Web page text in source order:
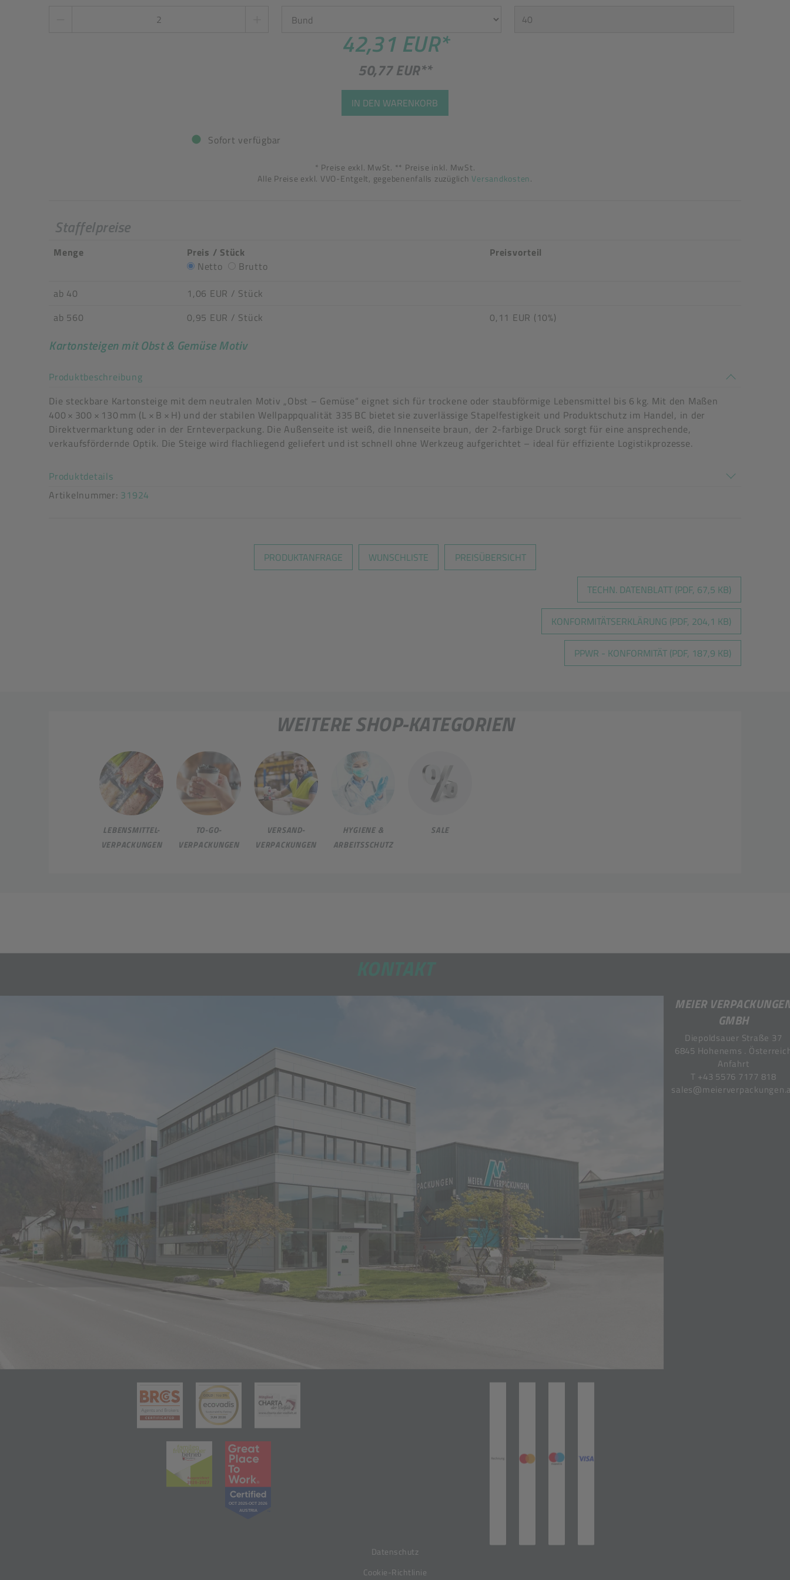
42,31 EUR*
50,77 EUR**
IN DEN WARENKORB
Sofort verfügbar
* Preise exkl. MwSt. ** Preise inkl. MwSt.
Alle Preise exkl. VVO-Entgelt, gegebenenfalls zuzüglich Versandkosten.
Staffelpreise
Menge
Preis / Stück
Netto
Brutto
Preisvorteil
ab 40 1,06 EUR / Stück
ab 560
0,95 EUR / Stück 0,11 EUR (10%)
Kartonsteigen mit Obst & Gemüse Motiv
Produktbeschreibung
Die steckbare Kartonsteige mit dem neutralen Motiv „Obst – Gemüse“ eignet sich für trockene oder staubförmige Lebensmittel bis 6 kg. Mit den Maßen
400 × 300 × 130 mm (L × B × H) und der stabilen Wellpappqualität 335 BC bietet sie zuverlässige Stapelfestigkeit und Produktschutz im Handel, in der
Direktvermarktung oder in der Ernteverpackung. Die Außenseite ist weiß, die Innenseite braun, der 2-farbige Druck sorgt für eine ansprechende,
verkaufsfördernde Optik. Die Steige wird flachliegend geliefert und ist schnell ohne Werkzeug aufgerichtet – ideal für effiziente Logistikprozesse.
Produktdetails
Druck: 2-fbg.
Artikelnummer: 31924
PRODUKTANFRAGE WUNSCHLISTE PREISÜBERSICHT
TECHN. DATENBLATT (PDF, 67,5 KB)
KONFORMITÄTSERKLÄRUNG (PDF, 204,1 KB)
PPWR - KONFORMITÄT (PDF, 187,9 KB)
WEITERE SHOP-KATEGORIEN
LEBENSMITTEL-
VERPACKUNGEN
TO-GO-
VERPACKUNGEN
VERSAND-
VERPACKUNGEN
HYGIENE &
ARBEITSSCHUTZ
SALE
MEIER
GMBH
Diepoldsauer Straße 37
6845 Hohenems .
Anfahrt
T +43 5576 7177 818
(öffnet in neuem Tab)
(öffnet in neuem Tab)
(öffnet in neuem Tab)
(öffnet in neuem Tab)
Datenschutz
Cookie-Richtlinie